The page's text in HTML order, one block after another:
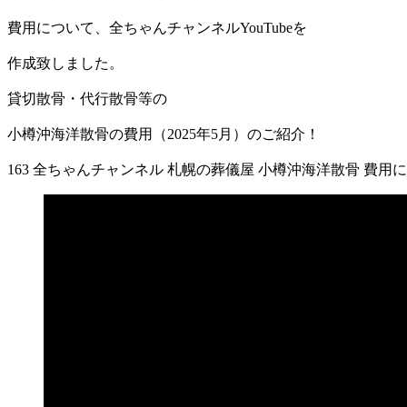
日
費用について、全ちゃんチャンネルYouTubeを
作成致しました。
貸切散骨・代行散骨等の
小樽沖海洋散骨の費用（2025年5月）のご紹介！
163 全ちゃんチャンネル 札幌の葬儀屋 小樽沖海洋散骨 費用に